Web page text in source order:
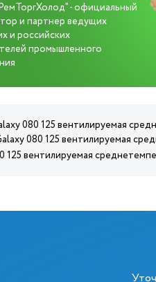
- официальный
и партнер ведущих
и российских
промышленного
080 125 вентилируемая
080 125 вентилируемая
125 вентилируемая